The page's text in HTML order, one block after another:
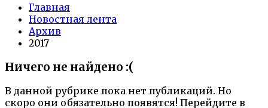
Главная
Новостная лента
Архив
2017
Ничего не найдено :(
В данной рубрике пока нет публикаций. Но
скоро они обязательно появятся! Перейдите в